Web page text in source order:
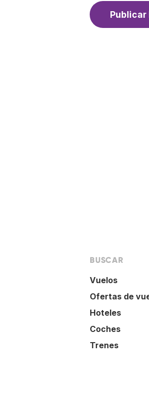
BUSCAR
Vuelos
Ofertas de
Hoteles
Coches
Trenes